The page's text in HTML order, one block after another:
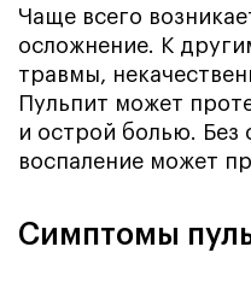
Чаще всего
осложнение. К
травмы,
Пульпит может
и острой болью. Без
воспаление может
Симптомы